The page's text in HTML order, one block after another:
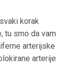
korak
tu smo da vam
arterijske
arterije